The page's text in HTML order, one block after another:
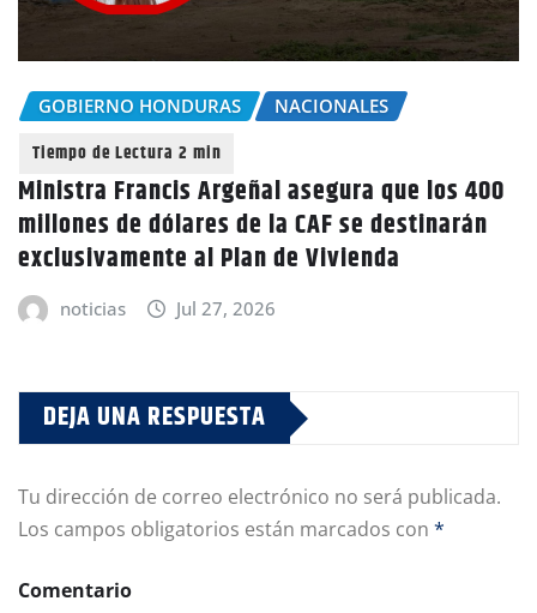
GOBIERNO HONDURAS NACIONALES
Ministra Francis Argeñal asegura que los 400
millones de dólares de la CAF se destinarán
exclusivamente al Plan de Vivienda
noticias Jul 27, 2026
DEJA UNA RESPUESTA
Tu dirección de correo electrónico no será publicada.
Los campos obligatorios están marcados con *
Comentario